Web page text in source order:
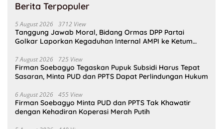
Berita Terpopuler
5 August 2026 3712 View
Tanggung Jawab Moral, Bidang Ormas DPP Partai
Golkar Laporkan Kegaduhan Internal AMPI ke Ketum
7 August 2026 725 View
Firman Soebagyo Tegaskan Pupuk Subsidi Harus Tepat
Sasaran, Minta PUD dan PPTS Dapat Perlindungan Hukum
6 August 2026 455 View
Firman Soebagyo Minta PUD dan PPTS Tak Khawatir
dengan Kehadiran Koperasi Merah Putih